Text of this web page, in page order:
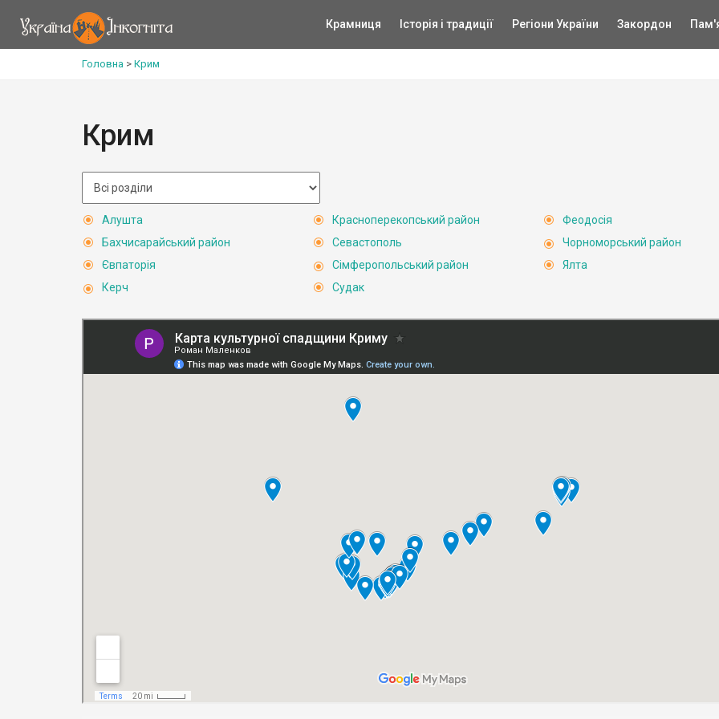
Крамниця Історія і традиції Регіони України Закордон
Головна > Крим
Крим
Алушта
Бахчисарайський район
Євпаторія
Керч
Красноперекопський район
Севастополь
Сімферопольський район
Судак
Феодосія
Чорноморський район
Ялта